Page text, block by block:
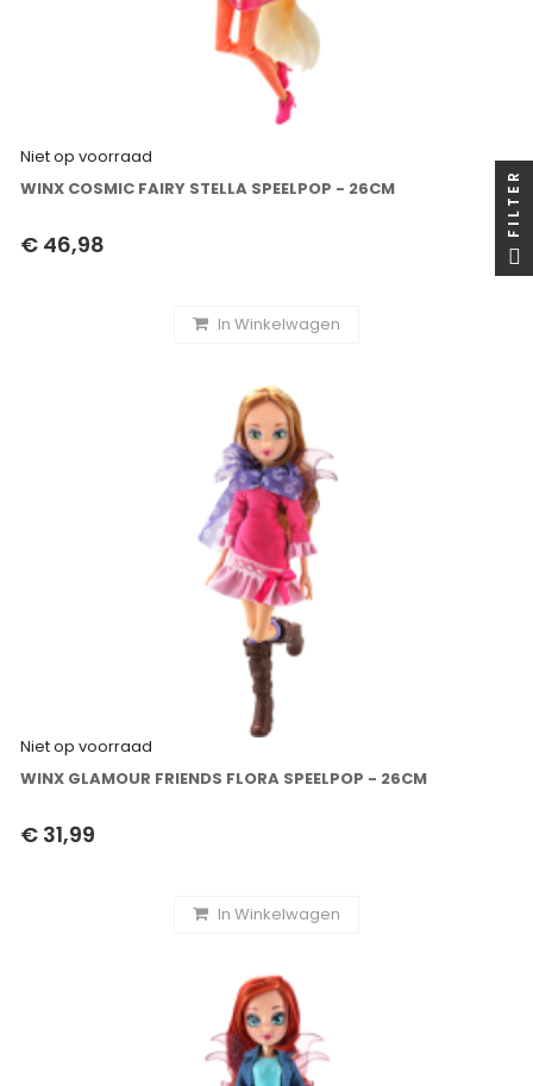
Niet op voorraad
WINX COSMIC FAIRY STELLA SPEELPOP - 26CM
€ 46,98
In Winkelwagen
Niet op voorraad
WINX GLAMOUR FRIENDS FLORA SPEELPOP - 26CM
€ 31,99
In Winkelwagen
FILTER